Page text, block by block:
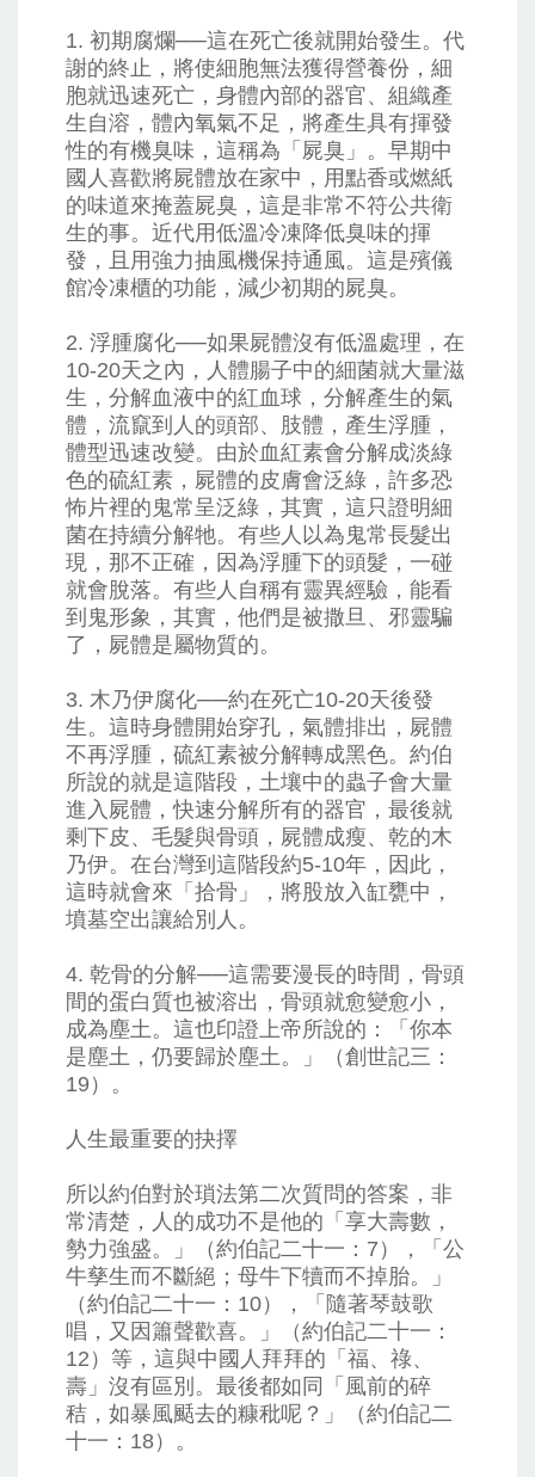
1. 初期腐爛──這在死亡後就開始發生。代
謝的終止，將使細胞無法獲得營養份，細
胞就迅速死亡，身體內部的器官、組織產
生自溶，體內氧氣不足，將產生具有揮發
性的有機臭味，這稱為「屍臭」。早期中
國人喜歡將屍體放在家中，用點香或燃紙
的味道來掩蓋屍臭，這是非常不符公共衛
生的事。近代用低溫冷凍降低臭味的揮
發，且用強力抽風機保持通風。這是殯儀
館冷凍櫃的功能，減少初期的屍臭。
2. 浮腫腐化──如果屍體沒有低溫處理，在
10-20天之內，人體腸子中的細菌就大量滋
生，分解血液中的紅血球，分解產生的氣
體，流竄到人的頭部、肢體，產生浮腫，
體型迅速改變。由於血紅素會分解成淡綠
色的硫紅素，屍體的皮膚會泛綠，許多恐
怖片裡的鬼常呈泛綠，其實，這只證明細
菌在持續分解牠。有些人以為鬼常長髮出
現，那不正確，因為浮腫下的頭髮，一碰
就會脫落。有些人自稱有靈異經驗，能看
到鬼形象，其實，他們是被撒旦、邪靈騙
了，屍體是屬物質的。
3. 木乃伊腐化──約在死亡10-20天後發
生。這時身體開始穿孔，氣體排出，屍體
不再浮腫，硫紅素被分解轉成黑色。約伯
所說的就是這階段，土壤中的蟲子會大量
進入屍體，快速分解所有的器官，最後就
剩下皮、毛髮與骨頭，屍體成瘦、乾的木
乃伊。在台灣到這階段約5-10年，因此，
這時就會來「拾骨」，將股放入缸甕中，
墳墓空出讓給別人。
4. 乾骨的分解──這需要漫長的時間，骨頭
間的蛋白質也被溶出，骨頭就愈變愈小，
成為塵土。這也印證上帝所說的：「你本
是塵土，仍要歸於塵土。」（創世記三：
19）。
人生最重要的抉擇
所以約伯對於瑣法第二次質問的答案，非
常清楚，人的成功不是他的「享大壽數，
勢力強盛。」（約伯記二十一：7），「公
牛孳生而不斷絕；母牛下犢而不掉胎。」
（約伯記二十一：10），「隨著琴鼓歌
唱，又因簫聲歡喜。」（約伯記二十一：
12）等，這與中國人拜拜的「福、祿、
壽」沒有區別。最後都如同「風前的碎
秸，如暴風颳去的糠秕呢？」（約伯記二
十一：18）。